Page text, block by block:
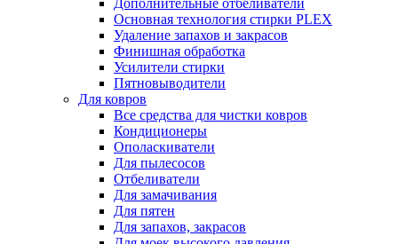
Дополнительные отбеливатели
Основная технология стирки PLEX
Удаление запахов и закрасов
Финишная обработка
Усилители стирки
Пятновыводители
Для ковров
Все средства для чистки ковров
Кондиционеры
Ополаскиватели
Для пылесосов
Отбеливатели
Для замачивания
Для пятен
Для запахов, закрасов